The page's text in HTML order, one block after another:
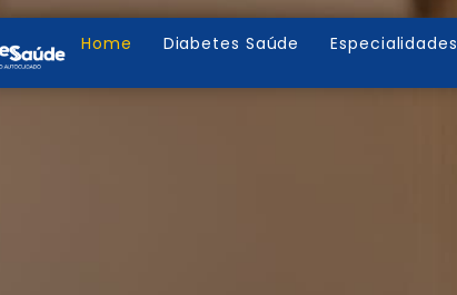
Home Diabetes Saúde Especialidades